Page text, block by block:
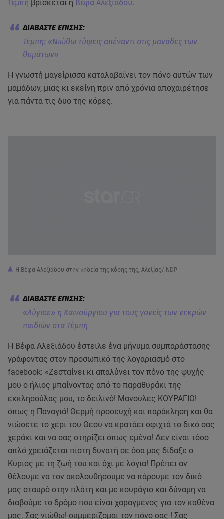
Τέμπη βρίσκεται η Βέφα Αλεξιάδου.
Τέμπη: «Νιώθω τύψεις απέναντι στις μανάδες των
θυμάτων»
Η γνωστή μαγείρισσα καταλαβαίνει τον πόνο αυτών των
μαμάδων, μιας κι εκείνη πριν από χρόνια αποχαιρέτησε
για πάντα τις δυο της κόρες.
Η Βέφα Αλεξιάδου στην κηδεία της κόρης της, Αλεξίας/ NDP
«Λύγισε» η Καινούργιου για τους γονείς των νεκρών
παιδιών στα Τέμπη
Η Βέφα Αλεξιάδου έστειλε ένα μήνυμα συμπαράστασης
γράφοντας στον προσωπικό της λογαριασμό στο
facebook: «Ζεσταίνει κι απαλύνει τον πόνο της ψυχής
μου ο ήλιος μπαίνοντας από το παραθυράκι της
εκκλησούλας μου, το δειλινό! Μανούλες ΚΟΥΡΑΓΙΟ!
όπως η Παναγιά! Θερμή προσευχή και παράκληση και θα
νιώσετε το χέρι του Θεού να κρατάει σφιχτά το δικό σας
χεράκι και να σας στηρίζει όπως εμένα! Δεν είναι τόσο
απλό χρειάζεται πίστη δυνατή σε όσα μας δίδαξε ο
Κύριος με τη ζωή του και όχι με λόγια! Πρέπει αν
θέλουμε να τον ακολουθήσουμε να πάρουμε τον δικό
μας σταυρό στην πλάτη και με κουράγιο και δύναμη να
διαβούμε το δρόμο που είναι χαραγμένος για τον καθένα
μας. Σας νιώθω! συμμερίζομαι τον πόνο σας ! Σας